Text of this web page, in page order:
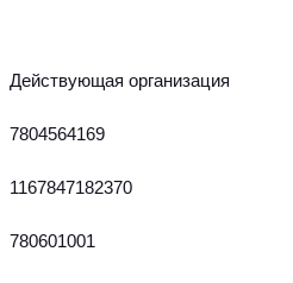
Действующая организация
7804564169
1167847182370
780601001